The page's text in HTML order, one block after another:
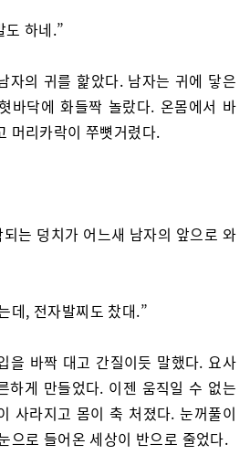
도 하네.”
자의 귀를 핥았다. 남자는 귀에 닿은
바닥에 화들짝 놀랐다. 온몸에서 바
머리카락이 쭈뼛거렸다.
는 덩치가 어느새 남자의 앞으로 와
데, 전자발찌도 찼대.”
을 바짝 대고 간질이듯 말했다. 요사
하게 만들었다. 이젠 움직일 수 없는
사라지고 몸이 축 처졌다. 눈꺼풀이
으로 들어온 세상이 반으로 줄었다.